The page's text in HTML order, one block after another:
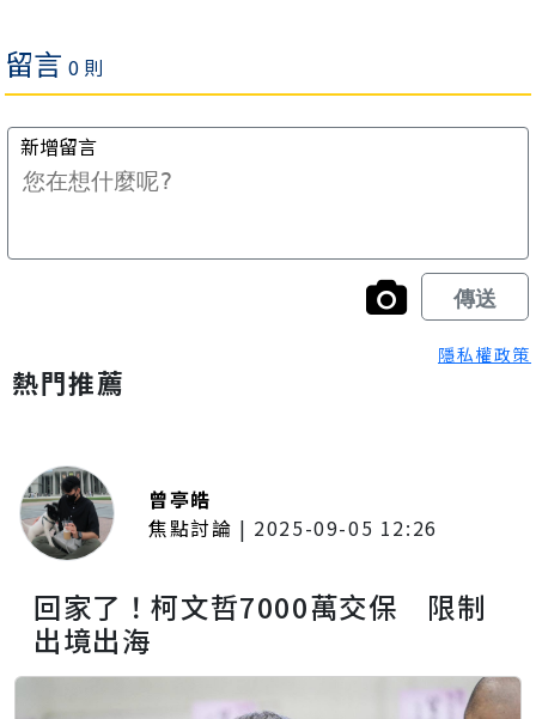
隱私權政策
熱門推薦
曾亭皓
焦點討論 | 2025-09-05 12:26
回家了！柯文哲7000萬交保 限制
出境出海